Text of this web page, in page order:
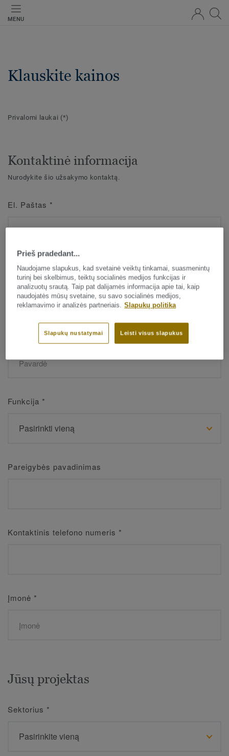
MENU
Klauskite kainos
Privalomi laukai (*)
Kontaktinė informacija
Nurodykite šio užsakymo kontaktą.
El. Paštas *
Vardas*
*
Funkcija *
Pareigybės pavadinimas
Kontaktinis telefono numeris *
Įmonė *
Jūsų projektas
Sektorius *
Prieš pradedant...
Naudojame slapukus, kad svetainė veiktų tinkamai, suasmenintų
turinį bei skelbimus, teiktų socialinės medijos funkcijas ir
analizuotų srautą. Taip pat dalijamės informacija apie tai, kaip
naudojatės mūsų svetaine, su savo socialinės medijos,
reklamavimo ir analizės partneriais. Slapukų politika
Leisti visus slapukus
Slapukų nustatymai